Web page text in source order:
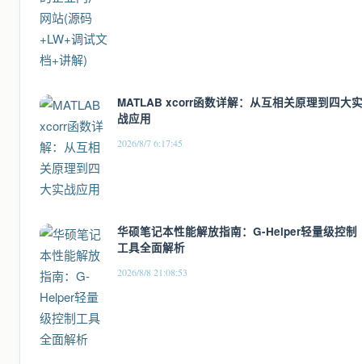
MATLAB xcorr函数详解：从互相关原理到四大实
战应用
2026/8/7 6:17:45
华硕笔记本性能解放指南：G-Helper轻量级控制
工具全面解析
2026/8/8 21:08:53